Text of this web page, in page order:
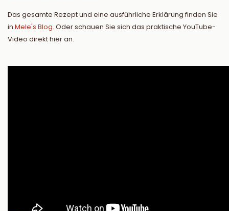
Das gesamte Rezept und eine ausführliche Erklärung finden Sie
in Mele's Blog. Oder schauen Sie sich das praktische YouTube-
Video direkt hier an.